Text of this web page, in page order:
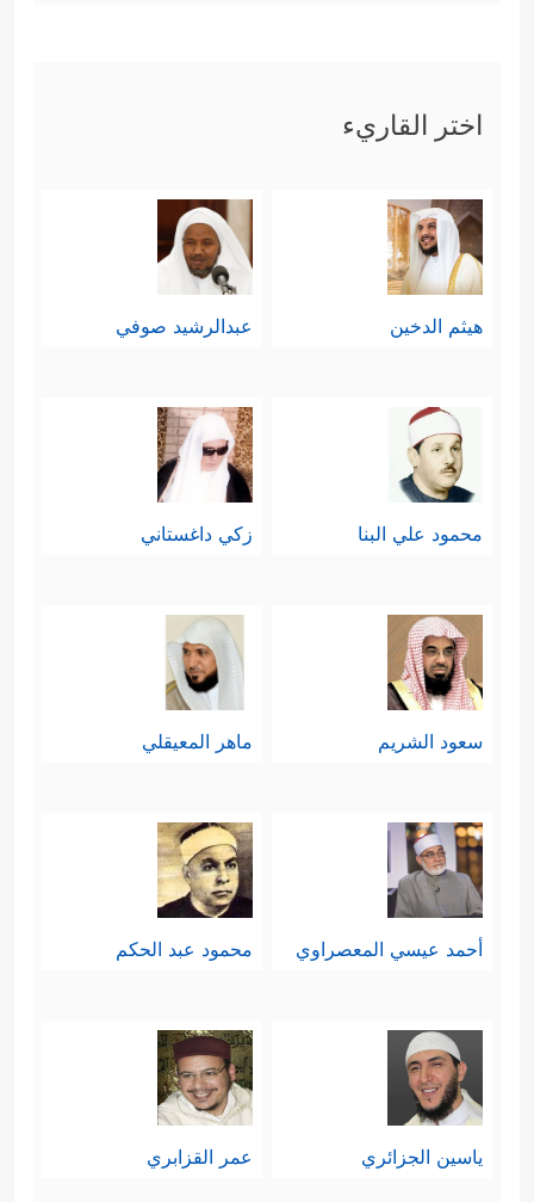
اختر القاريء
هيثم الدخين عبدالرشيد صوفي
محمود علي البنا زكي داغستاني
سعود الشريم ماهر المعيقلي
أحمد عيسي المعصراوي محمود عبد الحكم
ياسين الجزائري عمر القزابري